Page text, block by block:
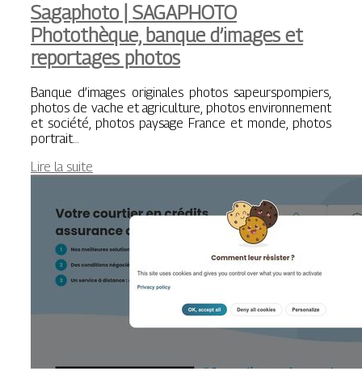
Sagaphoto | SAGAPHOTO
Photothèque, banque d’images et
reportages photos
Banque d’images originales photos sapeurspompiers,
photos de vache et agriculture, photos environnement
et société, photos paysage France et monde, photos
portrait…
Lire la suite